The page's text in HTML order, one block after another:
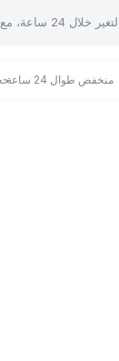
منخفض طوال 24 ساعة